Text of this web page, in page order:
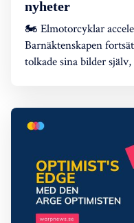
nyheter
🏍️ Elmotorcyklar
Barnäktenskapen
tolkade sina bilder